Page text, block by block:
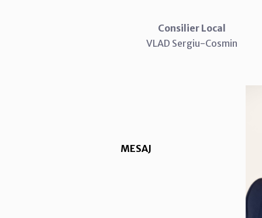
Consilier Local
VLAD Sergiu-Cosmin
MESAJ